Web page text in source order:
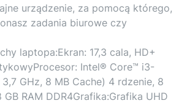
urządzenie, za pomocą którego,
zadania biurowe czy
laptopa:Ekran: 17,3 cala, HD+
Intel® Core™ i3-
GHz, 8 MB Cache) 4 rdzenie, 8
RAM DDR4Grafika:Grafika UHD